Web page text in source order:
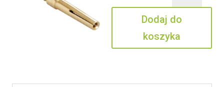
0.3
Dodaj do
koszyka